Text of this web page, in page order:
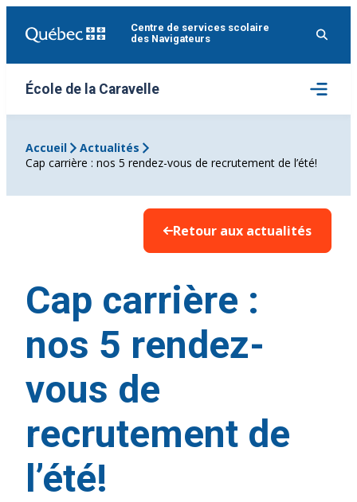
Centre de services scolaire
des Navigateurs
École de la Caravelle
Ouvrir
le
menu
Accueil
Actualités
Cap carrière : nos 5 rendez-vous de recrutement de l’été!
Retour aux actualités
Cap carrière :
nos 5 rendez-
vous de
recrutement de
l’été!